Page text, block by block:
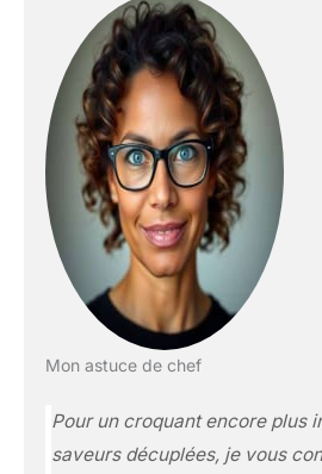
Mon astuce de chef
Pour un croquant encore plus
saveurs décuplées, je vous